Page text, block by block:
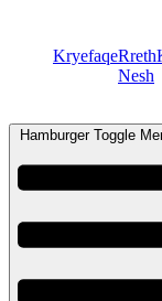
KryefaqeRreth
Nesh
Hamburger Toggle